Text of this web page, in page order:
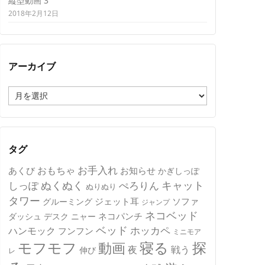
2018年2月12日
アーカイブ
ー
カ
イ
タグ
あくび おもちゃ お手入れ お知らせ かぎしっぽ
しっぽ ぬくぬく ぬりぬり ぺろりん キャット
タワー グルーミング ジェット耳 ジャンプ ソファ
ダッシュ デスク ニャー ネコパンチ ネコベッド
ハンモック フンフン ベッド ホッカペ ミニモア
レ モフモフ 伸び 動画 夜 寝る 戦う 探